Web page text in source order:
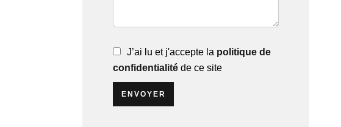
J’ai lu et j'accepte la politique de
confidentialité de ce site
ENVOYER